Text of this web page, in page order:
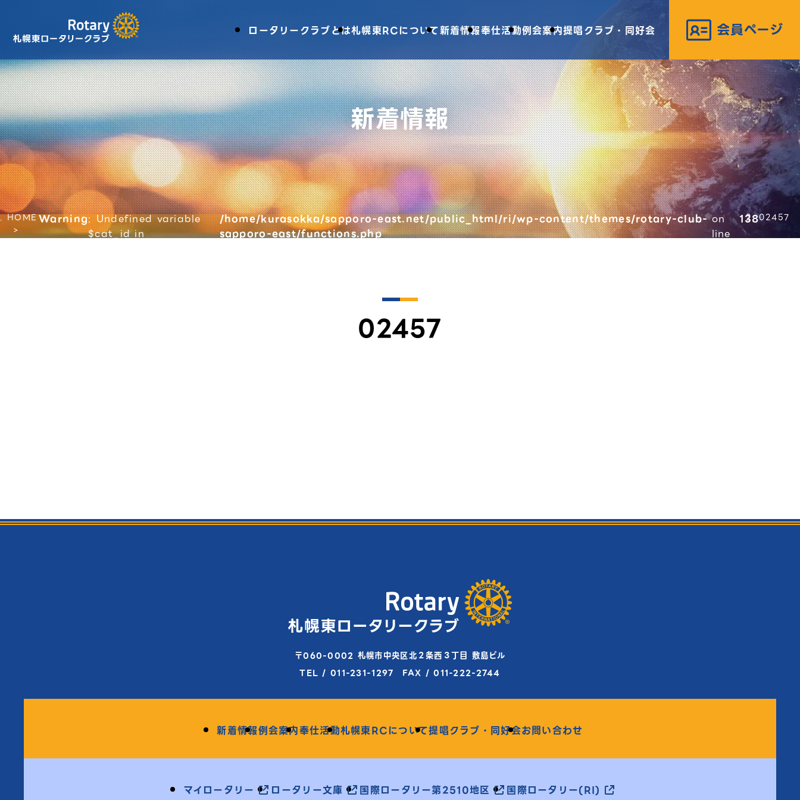
ロータリークラブとは札幌東RCについて新着情報奉仕活動例会案内提唱クラブ・同好会
新着情報
HOMEWarning: Undefined variable
$cat_id in
/home/kurasokka/sapporo-east.net/public_html/ri/wp-content/themes/rotary-club-
sapporo-east/functions.php
on
line
13802457
02457
〒060-0002 札幌市中央区北２条西３丁目 敷島ビル
TEL / 011-231-1297 FAX / 011-222-2744
新着情報例会案内奉仕活動札幌東RCについて提唱クラブ・同好会お問い合わせ
マイロータリー ロータリー文庫 国際ロータリー第2510地区 国際ロータリー(RI)